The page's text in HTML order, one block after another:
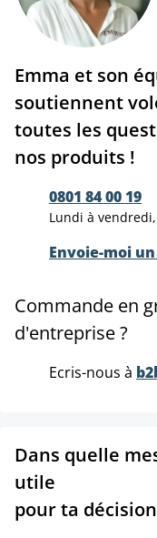
Emma et son
soutiennent
toutes les
nos produits !
0801 84 00 19
Lundi à
Envoie-moi
Commande en
d'entreprise ?
Ecris-nous à
Dans quelle
utile
pour ta